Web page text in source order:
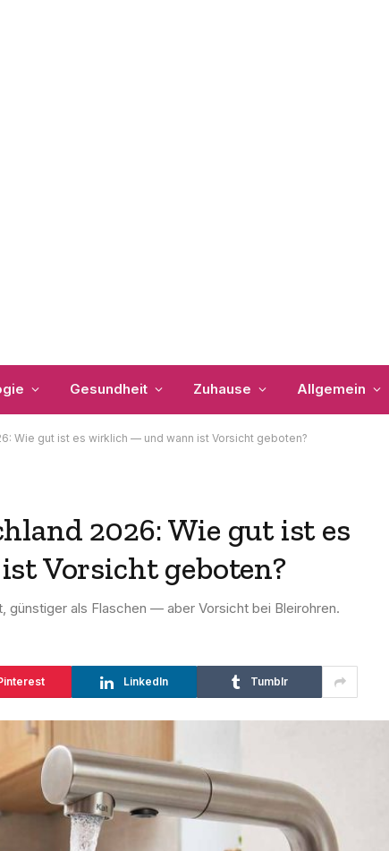
Gesundheit Zuhause Allgemein
Wie gut ist es wirklich — und wann ist Vorsicht geboten?
2026: Wie gut ist es
Vorsicht geboten?
günstiger als Flaschen — aber Vorsicht bei Bleirohren.
LinkedIn Tumblr